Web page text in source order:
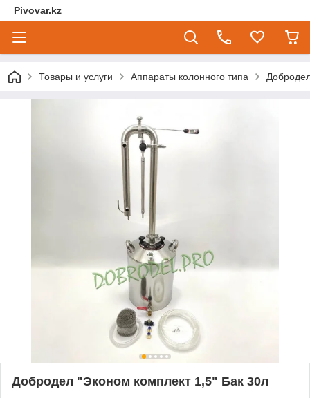
Pivovar.kz
Товары и услуги Аппараты колонного типа
Добродел "Эконом комплект 1,5" Бак 30л